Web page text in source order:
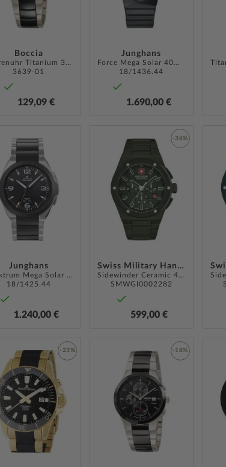
Boccia
Herrenuhr Titanium 39mm
3639-01
129,09 €
Junghans
Force Mega Solar 40mm 5ATM
18/1436.44
1.690,00 €
Junghans
Spektrum Mega Solar 42mm 10ATM
18/1425.44
1.240,00 €
WUNSCHLISTE
HINZUFÜGEN
Swiss Military Hanowa
Sidewinder Ceramic 43mm 10ATM
SMWGI0002282
599,00 €
-36%
HINZUFÜGEN
-23%
WUNSCHLISTE
HINZUFÜGEN
-18%
HINZUFÜGEN